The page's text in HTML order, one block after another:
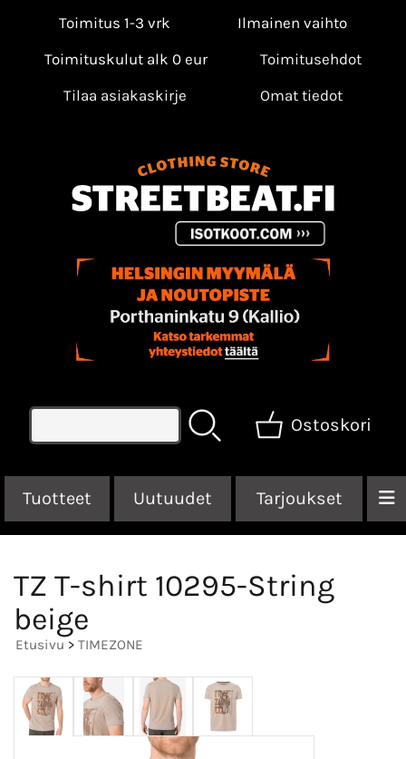
Toimitus 1-3 vrk
Ilmainen vaihto
Toimituskulut alk 0 eur
Toimitusehdot
Tilaa asiakaskirje
Omat tiedot
Ostoskori
Tuotteet Uutuudet Tarjoukset
TZ T-shirt 10295-String
beige
Etusivu > TIMEZONE